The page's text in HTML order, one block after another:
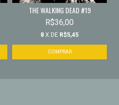
THE WALKING DEAD #19
R$36,00
8 X DE R$5,45